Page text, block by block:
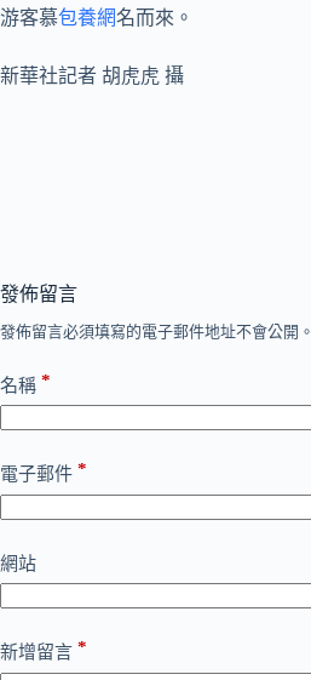
游客慕包養網名而來。
新華社記者 胡虎虎 攝
發佈留言
發佈留言必須填寫的電子郵件地址不會公開。
名稱 *
電子郵件 *
網站
新增留言 *